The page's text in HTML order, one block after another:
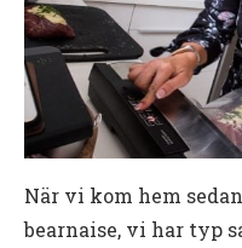
När vi kom hem
bearnaise, vi har typ